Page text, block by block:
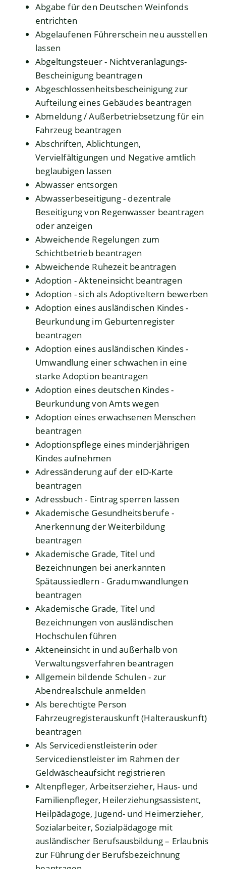
Abgabe für den Deutschen Weinfonds
entrichten
Abgelaufenen Führerschein neu ausstellen
lassen
Abgeltungsteuer - Nichtveranlagungs-
Bescheinigung beantragen
Abgeschlossenheitsbescheinigung zur
Aufteilung eines Gebäudes beantragen
Abmeldung / Außerbetriebsetzung für ein
Fahrzeug beantragen
Abschriften, Ablichtungen,
Vervielfältigungen und Negative amtlich
beglaubigen lassen
Abwasser entsorgen
Abwasserbeseitigung - dezentrale
Beseitigung von Regenwasser beantragen
oder anzeigen
Abweichende Regelungen zum
Schichtbetrieb beantragen
Abweichende Ruhezeit beantragen
Adoption - Akteneinsicht beantragen
Adoption - sich als Adoptiveltern bewerben
Adoption eines ausländischen Kindes -
Beurkundung im Geburtenregister
beantragen
Adoption eines ausländischen Kindes -
Umwandlung einer schwachen in eine
starke Adoption beantragen
Adoption eines deutschen Kindes -
Beurkundung von Amts wegen
Adoption eines erwachsenen Menschen
beantragen
Adoptionspflege eines minderjährigen
Kindes aufnehmen
Adressänderung auf der eID-Karte
beantragen
Adressbuch - Eintrag sperren lassen
Akademische Gesundheitsberufe -
Anerkennung der Weiterbildung
beantragen
Akademische Grade, Titel und
Bezeichnungen bei anerkannten
Spätaussiedlern - Gradumwandlungen
beantragen
Akademische Grade, Titel und
Bezeichnungen von ausländischen
Hochschulen führen
Akteneinsicht in und außerhalb von
Verwaltungsverfahren beantragen
Allgemein bildende Schulen - zur
Abendrealschule anmelden
Als berechtigte Person
Fahrzeugregisterauskunft (Halterauskunft)
beantragen
Als Servicedienstleisterin oder
Servicedienstleister im Rahmen der
Geldwäscheaufsicht registrieren
Altenpfleger, Arbeitserzieher, Haus- und
Familienpfleger, Heilerziehungsassistent,
Heilpädagoge, Jugend- und Heimerzieher,
Sozialarbeiter, Sozialpädagoge mit
ausländischer Berufsausbildung – Erlaubnis
zur Führung der Berufsbezeichnung